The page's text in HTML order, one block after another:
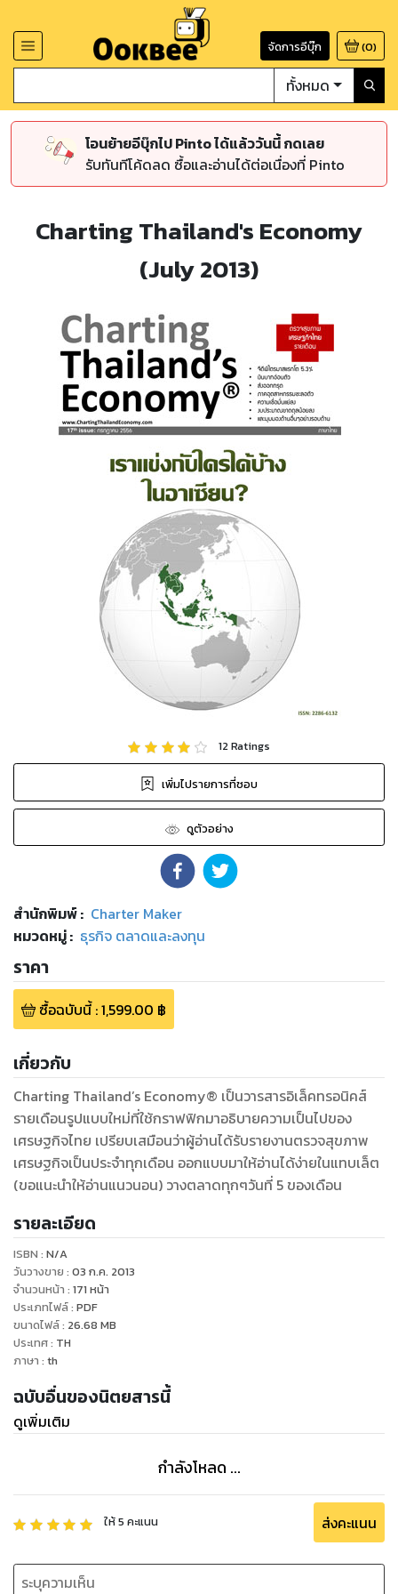
จัดการอีบุ๊ก (0)
ทั้งหมด
โอนย้ายอีบุ๊กไป Pinto ได้แล้ววันนี้ กดเลย
รับทันทีโค้ดลด ซื้อและอ่านได้ต่อเนื่องที่ Pinto
Charting Thailand's Economy
(July 2013)
12Ratings
เพิ่มไปรายการที่ชอบ
ดูตัวอย่าง
สำนักพิมพ์: Charter Maker
หมวดหมู่: ธุรกิจ ตลาดและลงทุน
ราคา
ซื้อฉบับนี้:1,599.00 ฿
เกี่ยวกับ
Charting Thailand’s Economy® เป็นวารสารอิเล็คทรอนิคส์
รายเดือนรูปแบบใหม่ที่ใช้กราฟฟิกมาอธิบายความเป็นไปของ
เศรษฐกิจไทย เปรียบเสมือนว่าผู้อ่านได้รับรายงานตรวจสุขภาพ
เศรษฐกิจเป็นประจำทุกเดือน ออกแบบมาให้อ่านได้ง่ายในแทบเล็ต
(ขอแนะนำให้อ่านแนวนอน) วางตลาดทุกๆวันที่ 5 ของเดือน
รายละเอียด
ISBN : N/A
วันวางขาย : 03 ก.ค. 2013
จำนวนหน้า : 171 หน้า
ประเภทไฟล์: PDF
ขนาดไฟล์: 26.68 MB
ประเทศ: TH
ภาษา : th
ฉบับอื่นของนิตยสารนี้
ดูเพิ่มเติม
กำลังโหลด ...
ให้5 คะแนน ส่งคะแนน